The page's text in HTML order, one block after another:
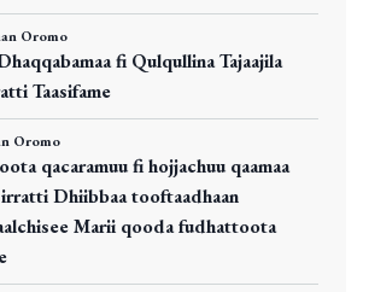
Oromo
fi Qulqullina Tajaajila
Taasifame
Oromo
qacaramuu fi hojjachuu qaamaa
Dhiibbaa tooftaadhaan
Marii qooda fudhattoota